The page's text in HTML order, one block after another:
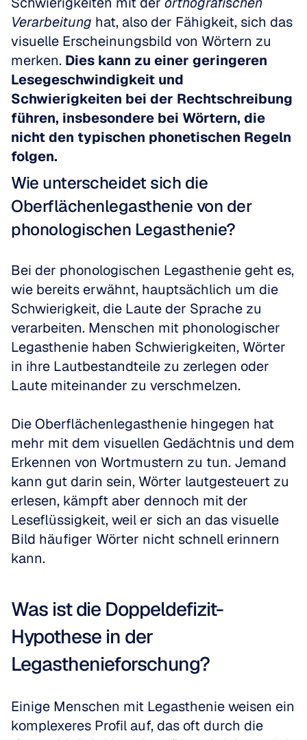
Verarbeitung hat, also der Fähigkeit, sich das
visuelle Erscheinungsbild von Wörtern zu
merken. Dies kann zu einer geringeren
Lesegeschwindigkeit und
Schwierigkeiten bei der Rechtschreibung
führen, insbesondere bei Wörtern, die
nicht den typischen phonetischen Regeln
folgen.
Wie unterscheidet sich die
Oberflächenlegasthenie von der
phonologischen Legasthenie?
Bei der phonologischen Legasthenie geht es,
wie bereits erwähnt, hauptsächlich um die
Schwierigkeit, die Laute der Sprache zu
verarbeiten. Menschen mit phonologischer
Legasthenie haben Schwierigkeiten, Wörter
in ihre Lautbestandteile zu zerlegen oder
Laute miteinander zu verschmelzen.
Die Oberflächenlegasthenie hingegen hat
mehr mit dem visuellen Gedächtnis und dem
Erkennen von Wortmustern zu tun. Jemand
kann gut darin sein, Wörter lautgesteuert zu
erlesen, kämpft aber dennoch mit der
Leseflüssigkeit, weil er sich an das visuelle
Bild häufiger Wörter nicht schnell erinnern
kann.
Was ist die Doppeldefizit-
Hypothese in der
Legasthenieforschung?
Einige Menschen mit Legasthenie weisen ein
komplexeres Profil auf, das oft durch die